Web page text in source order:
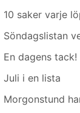
10 saker varje
Söndagslistan
En dagens tack!
Juli i en lista
Morgonstund